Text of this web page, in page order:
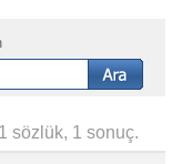
sözlük, 1 sonuç.